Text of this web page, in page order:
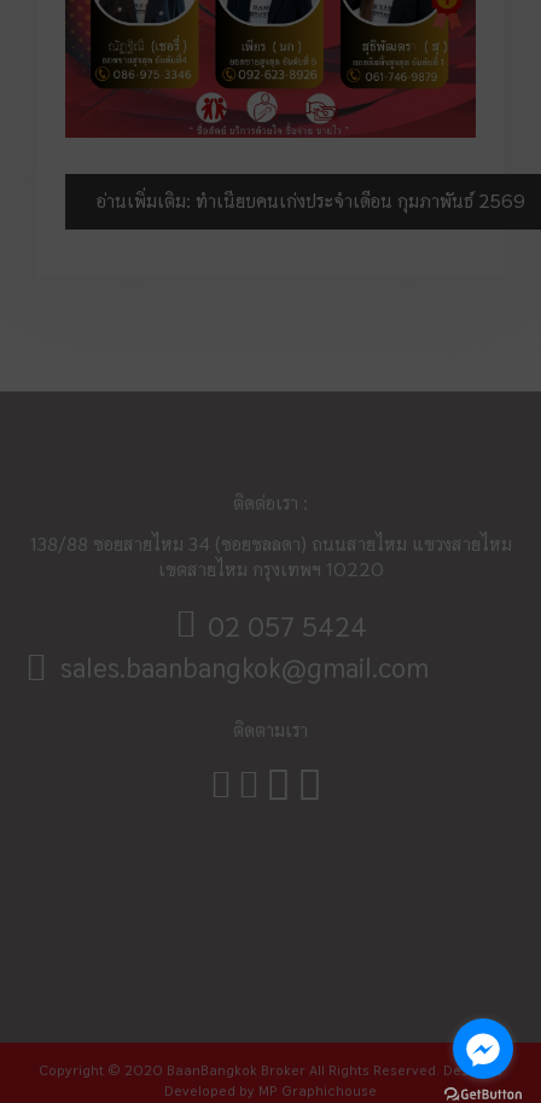
อ่านเพิ่มเติม: ทำเนียบคนเก่งประจำเดือน กุมภาพันธ์ 2569
ติดต่อเรา :
138/88 ซอยสายไหม​ 34 (ซอยชลลดา) ถนนสายไหม แขวงสายไหม
เขตสายไหม กรุงเทพฯ 10220
02 057 5424
sales.baanbangkok@gmail.com
ติดตามเรา
Copyright © 2020 BaanBangkok Broker All Rights Reserved. Design &
Developed by MP Graphichouse